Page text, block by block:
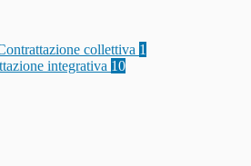
collettiva 1
integrativa 10